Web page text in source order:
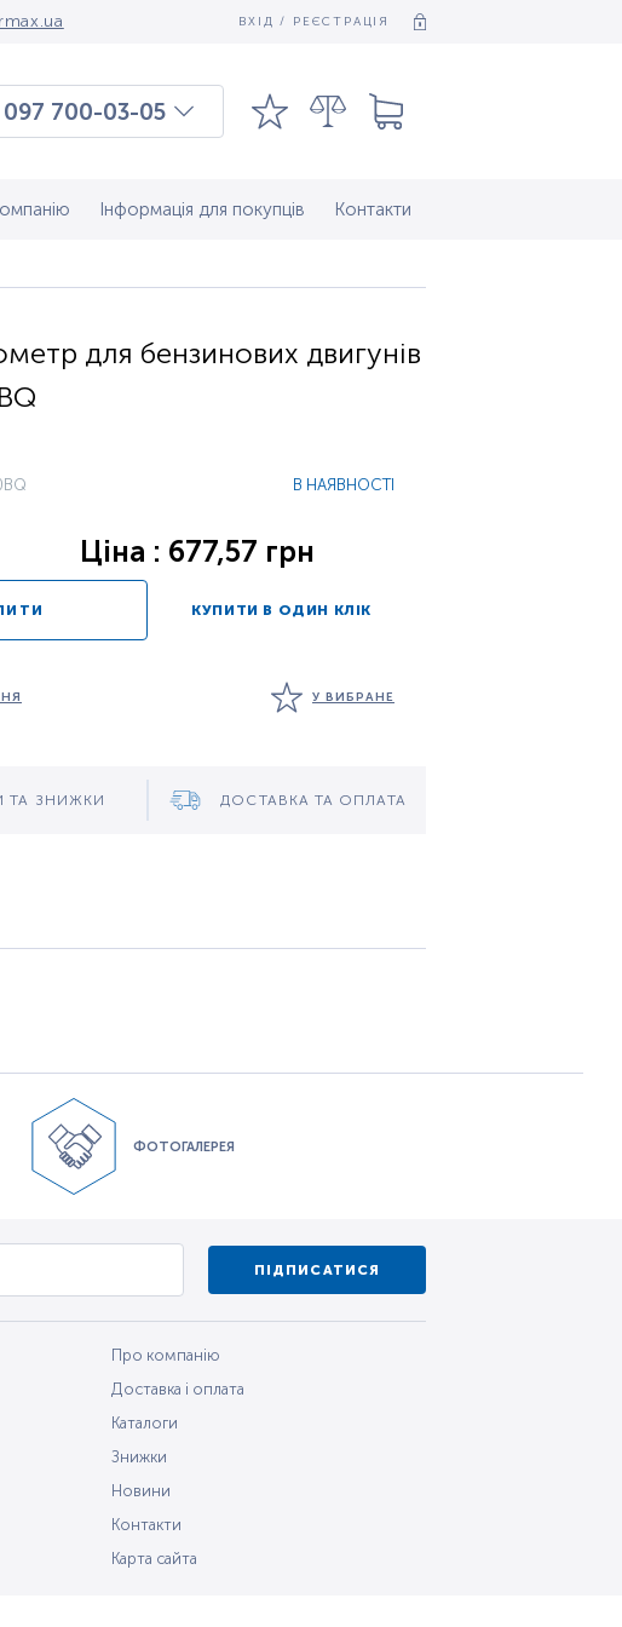
ВХІД / РЕЄСТРАЦІЯ
097 700-03-05
097 003-03-09
Інформація для покупців Контакти
для бензинових двигунів
В НАЯВНОСТІ
Ціна : 677,57 грн
КУПИТИ В ОДИН КЛІК
У ВИБРАНЕ
ТА ЗНИЖКИ ДОСТАВКА ТА ОПЛАТА
ФОТОГАЛЕРЕЯ
ПІДПИСАТИСЯ
Про компанію
Доставка і оплата
Каталоги
Знижки
Новини
Контакти
Карта сайта